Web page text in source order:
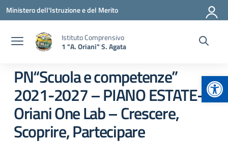
Vai ai contenuti
Vai al menu di navigazione
Vai al footer
Ministero dell'Istruzione e del Merito
Istituto Comprensivo
1 "A. Oriani" S. Agata
PN“Scuola e competenze”
2021-2027 – PIANO ESTATE-
Oriani One Lab – Crescere,
Scoprire, Partecipare